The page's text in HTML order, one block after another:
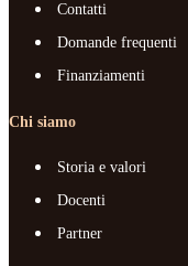
Contatti
Domande frequenti
Finanziamenti
Chi siamo
Storia e valori
Docenti
Partner